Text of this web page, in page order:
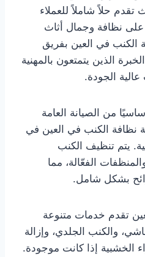
حلاً شاملاً للعملاء
نظافة وجمال أثاث
الكنب في العين بفريق
الذين يتمتعون بالمهنية
الجودة.
من الصيانة العامة
نظافة الكنب في العين في
يتم تنظيف الكنب
الفعّالة، مما
بشكل شامل.
تقدم خدمات متنوعة
والكنب الجلدي، وإزالة
الخشبية إذا كانت موجودة.